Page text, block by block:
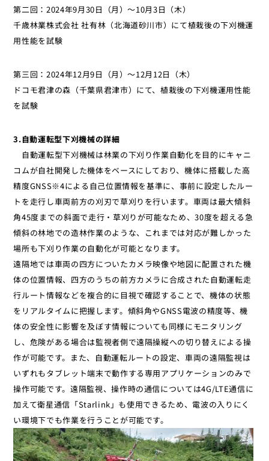
第二回：2024年9月30日（月）～10月3日（木）
千歳林業株式会社 社有林（北海道砂川市）にて植栽後の下刈機運
用性能を試験
第三回：2024年12月9日（月）～12月12日（木）
ドコモ君津の森（千葉県君津市）にて、植栽後の下刈機運用性能
を試験
3.自動運転型下刈機械の詳細
自動運転型下刈機械は林業の下刈り作業自動化を目的にキャニ
コムが自社開発した機体をベースにしており、機体に搭載した高
精度GNSS※4による自己位置情報を基準に、事前に設定したルー
トを走行し車両前方の刈刃で草刈りを行います。車両は最大傾斜
角45度までの斜面で走行・草刈りが可能なため、30度を超える急
傾斜の林地での造林作業のような、これまでは対応が難しかった
場所も下刈り作業の自動化が可能となります。
遠隔地では車両の四方についたカメラ映像や地図に配置された機
体の位置情報、四方のうちの前方カメラに合成された自動運転走
行ルート情報などを複合的に目視で確認することで、機体の状態
をリアルタイムに把握します。傾斜角やGNSS電波の精度等、機
体の安全性に影響を及ぼす情報についても同様にモニタリング
し、危険がある場合は監視者側で遠隔操縦への切り替えによる操
作が可能です。また、自動運転ルートの設定、車両の遠隔監視は
いずれもタブレット端末で動作する専用アプリケーションのみで
操作可能です。遠隔監視、操作時の通信については4G/LTE通信に
加えて衛星通信「Starlink」も使用できるため、電波の入りにく
い環境下でも作業を行うことが可能です。